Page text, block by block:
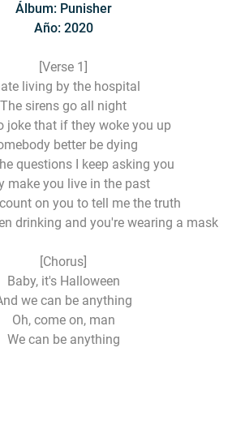
Álbum: Punisher
Año: 2020
[Verse 1]
living by the hospital
The sirens go all night
joke that if they woke you up
better be dying
questions I keep asking you
make you live in the past
on you to tell me the truth
drinking and you're wearing a mask
[Chorus]
Baby, it's Halloween
we can be anything
Oh, come on, man
We can be anything